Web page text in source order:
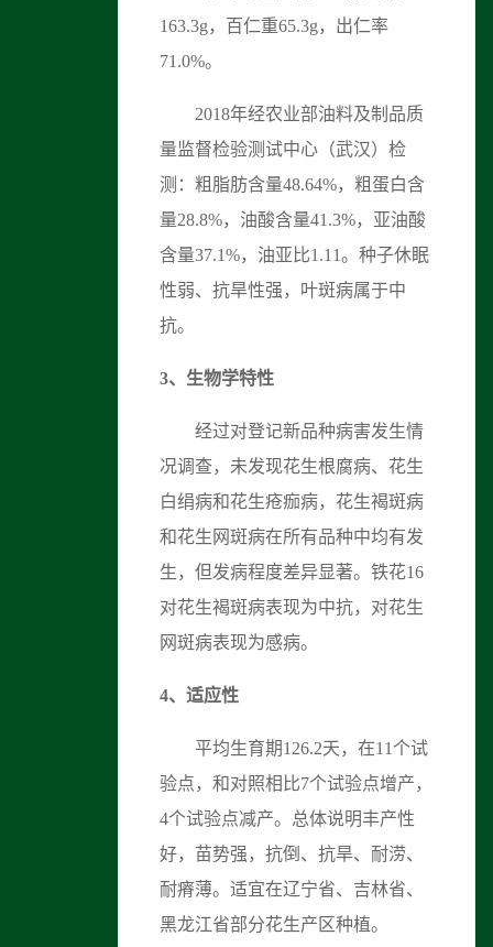
163.3g，百仁重65.3g，出仁率
71.0%。
2018年经农业部油料及制品质
量监督检验测试中心（武汉）检
测：粗脂肪含量48.64%，粗蛋白含
量28.8%，油酸含量41.3%，亚油酸
含量37.1%，油亚比1.11。种子休眠
性弱、抗旱性强，叶斑病属于中
抗。
3、 生物学特性
经过对登记新品种病害发生情
况调查，未发现花生根腐病、花生
白绢病和花生疮痂病，花生褐斑病
和花生网斑病在所有品种中均有发
生，但发病程度差异显著。铁花16
对花生褐斑病表现为中抗，对花生
网斑病表现为感病。
4、适应性
平均生育期126.2天，在11个试
验点，和对照相比7个试验点增产，
4个试验点减产。总体说明丰产性
好，苗势强，抗倒、抗旱、耐涝、
耐瘠薄。适宜在辽宁省、吉林省、
黑龙江省部分花生产区种植。